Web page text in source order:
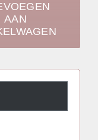
AAN